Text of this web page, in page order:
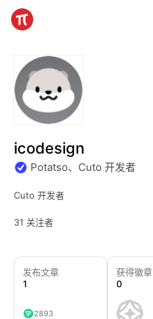
icodesign
Potatso、Cuto 开发者
Cuto 开发者
31 关注者
发布文章
1
2893
获得徽章
0